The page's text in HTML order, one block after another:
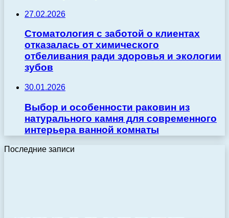
27.02.2026
Стоматология с заботой о клиентах
отказалась от химического
отбеливания ради здоровья и экологии
зубов
30.01.2026
Выбор и особенности раковин из
натурального камня для современного
интерьера ванной комнаты
Последние записи